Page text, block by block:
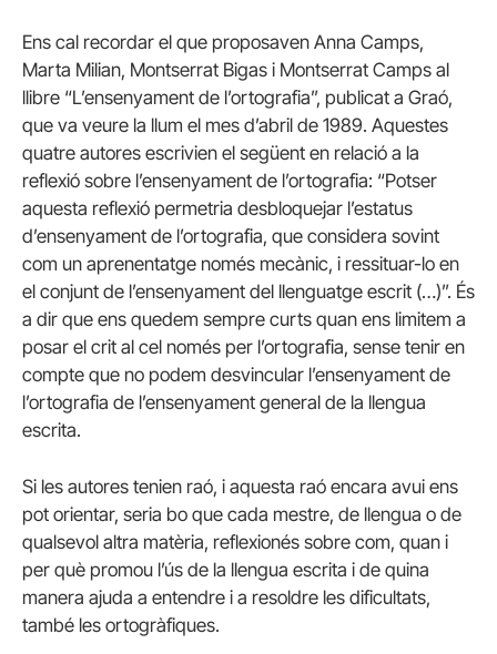
Ens cal recordar el que proposaven Anna Camps,
Marta Milian, Montserrat Bigas i Montserrat Camps al
llibre “L’ensenyament de l’ortografia”, publicat a Graó,
que va veure la llum el mes d’abril de 1989. Aquestes
quatre autores escrivien el següent en relació a la
reflexió sobre l’ensenyament de l’ortografia: “Potser
aquesta reflexió permetria desbloquejar l’estatus
d’ensenyament de l’ortografia, que considera sovint
com un aprenentatge només mecànic, i ressituar-lo en
el conjunt de l’ensenyament del llenguatge escrit (…)”. És
a dir que ens quedem sempre curts quan ens limitem a
posar el crit al cel només per l’ortografia, sense tenir en
compte que no podem desvincular l’ensenyament de
l’ortografia de l’ensenyament general de la llengua
escrita.
Si les autores tenien raó, i aquesta raó encara avui ens
pot orientar, seria bo que cada mestre, de llengua o de
qualsevol altra matèria, reflexionés sobre com, quan i
per què promou l’ús de la llengua escrita i de quina
manera ajuda a entendre i a resoldre les dificultats,
també les ortogràfiques.